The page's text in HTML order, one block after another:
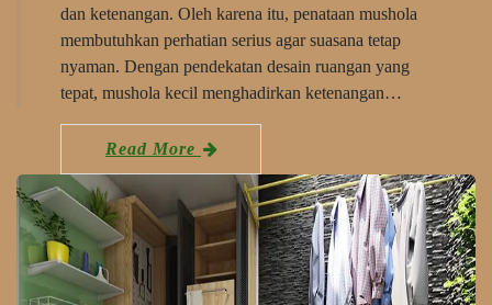
dan ketenangan. Oleh karena itu, penataan mushola
membutuhkan perhatian serius agar suasana tetap
nyaman. Dengan pendekatan desain ruangan yang
tepat, mushola kecil menghadirkan ketenangan…
Read More